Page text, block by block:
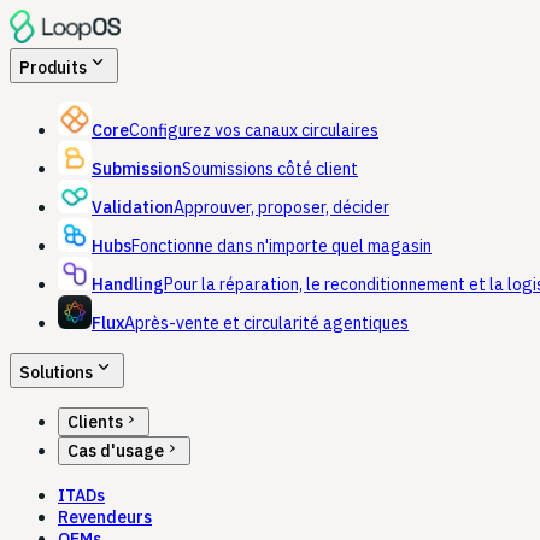
Produitsexpand_more
CoreConfigurez vos canaux circulaires
SubmissionSoumissions côté client
ValidationApprouver, proposer, décider
HubsFonctionne dans n'importe quel magasin
HandlingPour la réparation, le reconditionnement et la
FluxAprès-vente et circularité agentiques
Solutionsexpand_more
Clients chevron_right
Cas d'usage chevron_right
ITADs
Revendeurs